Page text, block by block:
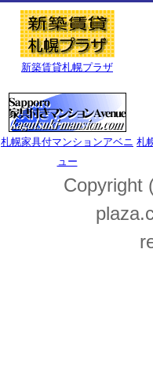
新築賃貸札幌プラザ
札幌家具付マンションアベニ
ュー
札
Copyright